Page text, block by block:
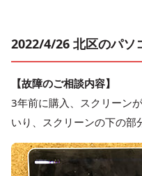
2022/4/26 北区のパソ
【故障のご相談内容】
3年前に購入、スクリーン
いり、スクリーンの下の部